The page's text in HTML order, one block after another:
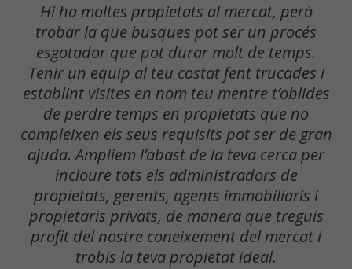
Hi ha moltes propietats al mercat, però
trobar la que busques pot ser un procés
esgotador que pot durar molt de temps.
Tenir un equip al teu costat fent trucades i
establint visites en nom teu mentre t’oblides
de perdre temps en propietats que no
compleixen els seus requisits pot ser de gran
ajuda. Ampliem l’abast de la teva cerca per
incloure tots els administradors de
propietats, gerents, agents immobiliaris i
propietaris privats, de manera que treguis
profit del nostre coneixement del mercat i
trobis la teva propietat ideal.